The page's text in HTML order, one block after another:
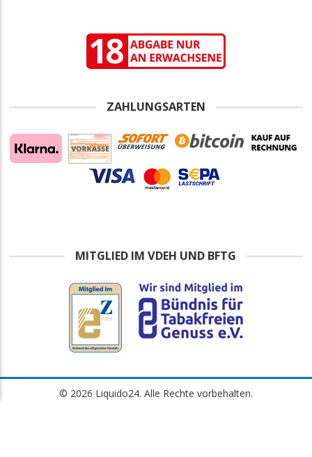
ZAHLUNGSARTEN
MITGLIED IM VDEH UND BFTG
© 2026 Liquido24. Alle Rechte vorbehalten.